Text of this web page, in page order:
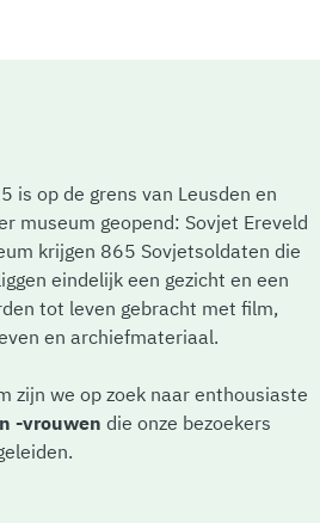
is op de grens van Leusden en
museum geopend: Sovjet Ereveld
krijgen 865 Sovjetsoldaten die
eindelijk een gezicht en een
tot leven gebracht met film,
en archiefmateriaal.
zijn we op zoek naar enthousiaste
-vrouwen die onze bezoekers